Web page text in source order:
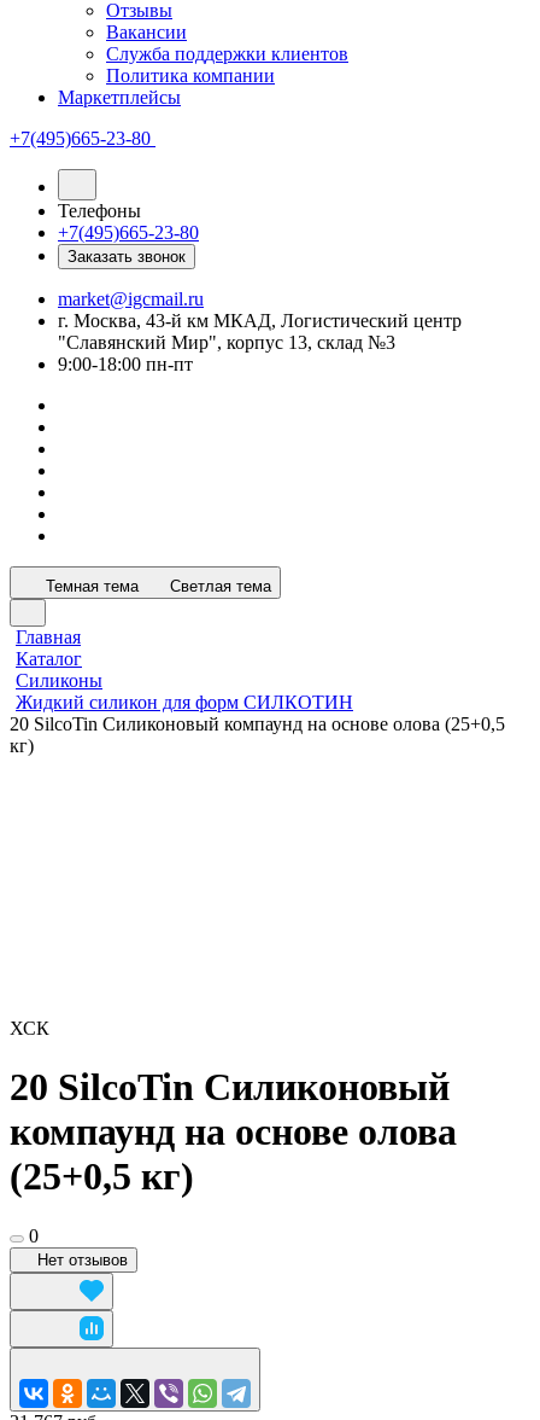
Отзывы
Вакансии
Служба поддержки клиентов
Политика компании
Маркетплейсы
+7(495)665-23-80
Телефоны
+7(495)665-23-80
Заказать звонок
market@igcmail.ru
г. Москва, 43-й км МКАД, Логистический центр
"Славянский Мир", корпус 13, склад №3
9:00-18:00 пн-пт
Темная тема Светлая тема
Главная
Каталог
Силиконы
Жидкий силикон для форм СИЛКОТИН
20 SilcoTin Силиконовый компаунд на основе олова (25+0,5
кг)
ХСК
20 SilcoTin Силиконовый
компаунд на основе олова
(25+0,5 кг)
0
Нет отзывов